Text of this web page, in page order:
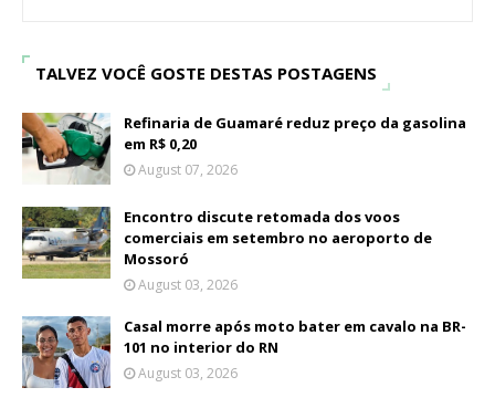
TALVEZ VOCÊ GOSTE DESTAS POSTAGENS
Refinaria de Guamaré reduz preço da gasolina
em R$ 0,20
August 07, 2026
Encontro discute retomada dos voos
comerciais em setembro no aeroporto de
Mossoró
August 03, 2026
Casal morre após moto bater em cavalo na BR-
101 no interior do RN
August 03, 2026